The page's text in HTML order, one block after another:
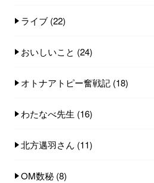
ライブ (22)
おいしいこと (24)
オトナアトピー奮戦記 (18)
わたなべ先生 (16)
北方邁羽さん (11)
OM数秘 (8)